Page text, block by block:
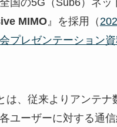
国の5G（Sub6）ネッ
MIMO』を採用（
プレゼンテーション
は、従来よりアンテナ
ユーザーに対する通